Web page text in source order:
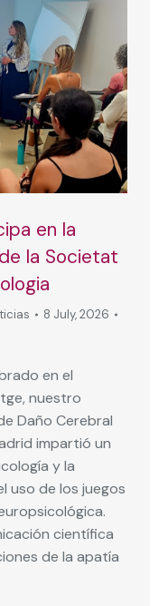
en la
la Societat
8 July, 2026
en el
nuestro
Daño Cerebral
impartió un
y la
uso de los juegos
científica
de la apatía